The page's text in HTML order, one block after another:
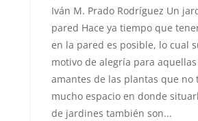
Iván M. Prado Rodríguez Un
pared Hace ya tiempo que
en la pared es posible, lo cual
motivo de alegría para
amantes de las plantas que no
mucho espacio en donde
de jardines también son...